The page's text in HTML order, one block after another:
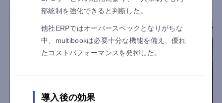
部統制を強化できると判断した。
他社ERPではオーバースペックとなりがちな
中、multibookは必要十分な機能を備え、優れ
たコストパフォーマンスを発揮した。
導入後の効果